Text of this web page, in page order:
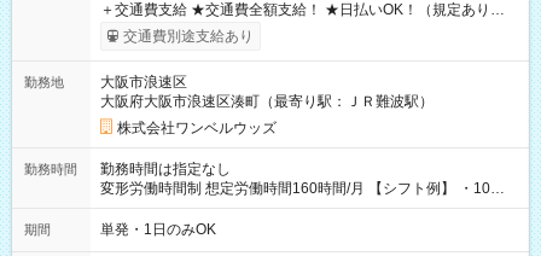
＋交通費支給 ★交通費全額支給！ ★日払いOK！（規定あり） ┗
働いたその日に現金GET♪ お仕事後はコンビニATMから 日払
交通費別途支給あり
勤務地
大阪市浪速区
大阪府大阪市浪速区湊町（最寄り駅：ＪＲ難波駅）
株式会社ワンベルウッズ
勤務時間
勤務時間は指定なし
変形労働時間制 想定労働時間160時間/月 【シフト例】 ・10：
00～20：00
期間 単発・1日のみOK